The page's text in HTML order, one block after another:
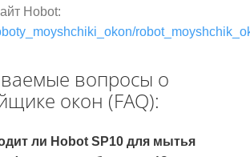
Hobot:
вопросы о
окон (FAQ):
ли Hobot SP10 для мытья